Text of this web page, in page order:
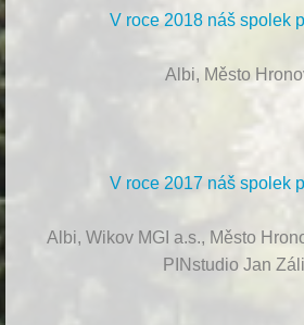
V roce 2018 náš spolek
Albi, Město
V roce 2017 náš spolek
Albi, Wikov MGI a.s., Město
PINstudio Jan